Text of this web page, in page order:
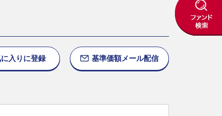
入りに登録 基準価額メール配信